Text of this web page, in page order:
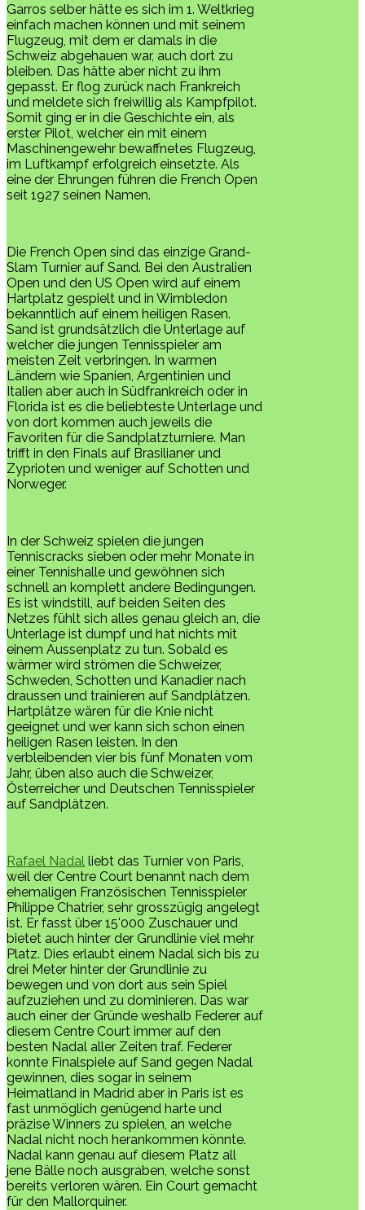
Garros selber hätte es sich im 1. Weltkrieg
einfach machen können und mit seinem
Flugzeug, mit dem er damals in die
Schweiz abgehauen war, auch dort zu
bleiben. Das hätte aber nicht zu ihm
gepasst. Er flog zurück nach Frankreich
und meldete sich freiwillig als Kampfpilot.
Somit ging er in die Geschichte ein, als
erster Pilot, welcher ein mit einem
Maschinengewehr bewaffnetes Flugzeug,
im Luftkampf erfolgreich einsetzte. Als
eine der Ehrungen führen die French Open
seit 1927 seinen Namen.
Die French Open sind das einzige Grand-
Slam Turnier auf Sand. Bei den Australien
Open und den US Open wird auf einem
Hartplatz gespielt und in Wimbledon
bekanntlich auf einem heiligen Rasen.
Sand ist grundsätzlich die Unterlage auf
welcher die jungen Tennisspieler am
meisten Zeit verbringen. In warmen
Ländern wie Spanien, Argentinien und
Italien aber auch in Südfrankreich oder in
Florida ist es die beliebteste Unterlage und
von dort kommen auch jeweils die
Favoriten für die Sandplatzturniere. Man
trifft in den Finals auf Brasilianer und
Zyprioten und weniger auf Schotten und
Norweger.
In der Schweiz spielen die jungen
Tenniscracks sieben oder mehr Monate in
einer Tennishalle und gewöhnen sich
schnell an komplett andere Bedingungen.
Es ist windstill, auf beiden Seiten des
Netzes fühlt sich alles genau gleich an, die
Unterlage ist dumpf und hat nichts mit
einem Aussenplatz zu tun. Sobald es
wärmer wird strömen die Schweizer,
Schweden, Schotten und Kanadier nach
draussen und trainieren auf Sandplätzen.
Hartplätze wären für die Knie nicht
geeignet und wer kann sich schon einen
heiligen Rasen leisten. In den
verbleibenden vier bis fünf Monaten vom
Jahr, üben also auch die Schweizer,
Österreicher und Deutschen Tennisspieler
auf Sandplätzen.
Rafael Nadal liebt das Turnier von Paris,
weil der Centre Court benannt nach dem
ehemaligen Französischen Tennisspieler
Philippe Chatrier, sehr grosszügig angelegt
ist. Er fasst über 15'000 Zuschauer und
bietet auch hinter der Grundlinie viel mehr
Platz. Dies erlaubt einem Nadal sich bis zu
drei Meter hinter der Grundlinie zu
bewegen und von dort aus sein Spiel
aufzuziehen und zu dominieren. Das war
auch einer der Gründe weshalb Federer auf
diesem Centre Court immer auf den
besten Nadal aller Zeiten traf. Federer
konnte Finalspiele auf Sand gegen Nadal
gewinnen, dies sogar in seinem
Heimatland in Madrid aber in Paris ist es
fast unmöglich genügend harte und
präzise Winners zu spielen, an welche
Nadal nicht noch herankommen könnte.
Nadal kann genau auf diesem Platz all
jene Bälle noch ausgraben, welche sonst
bereits verloren wären. Ein Court gemacht
für den Mallorquiner.